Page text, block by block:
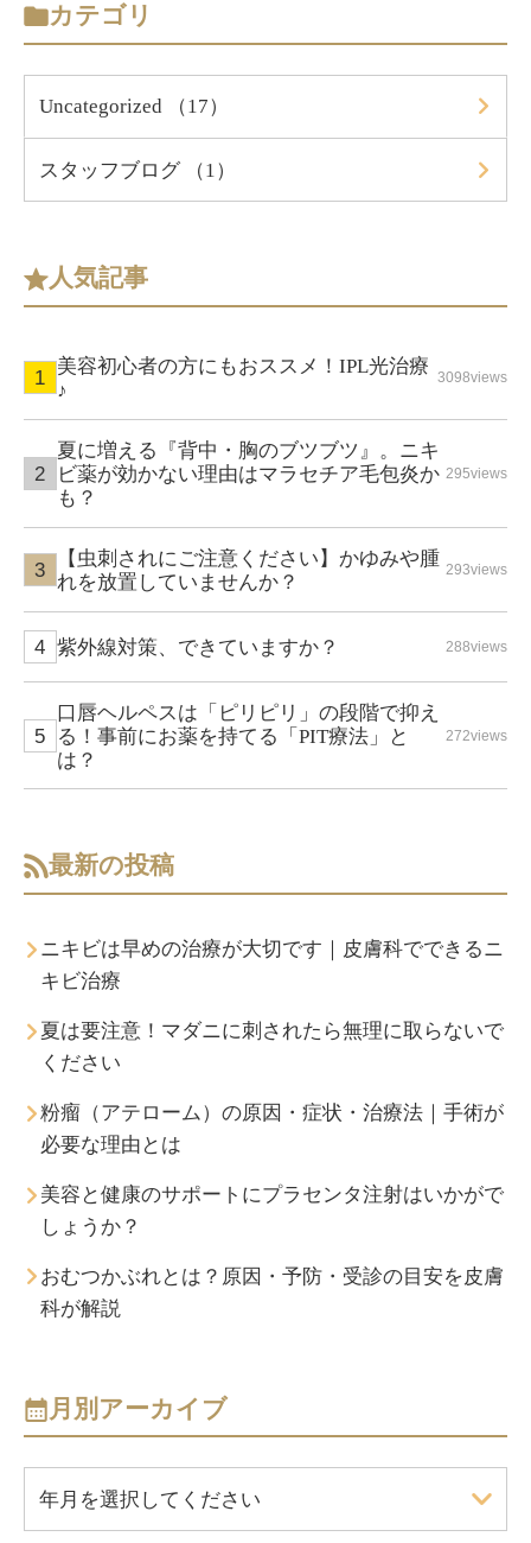
カテゴリ
Uncategorized （17）
スタッフブログ （1）
人気記事
美容初心者の方にもおススメ！IPL光治療
♪
3098views
夏に増える『背中・胸のブツブツ』。ニキ
ビ薬が効かない理由はマラセチア毛包炎か
も？
295views
【虫刺されにご注意ください】かゆみや腫
れを放置していませんか？
293views
紫外線対策、できていますか？ 288views
口唇ヘルペスは「ピリピリ」の段階で抑え
る！事前にお薬を持てる「PIT療法」と
は？
272views
最新の投稿
ニキビは早めの治療が大切です｜皮膚科でできるニ
キビ治療
夏は要注意！マダニに刺されたら無理に取らないで
ください
粉瘤（アテローム）の原因・症状・治療法｜手術が
必要な理由とは
美容と健康のサポートにプラセンタ注射はいかがで
しょうか？
おむつかぶれとは？原因・予防・受診の目安を皮膚
科が解説
月別アーカイブ
年月を選択してください